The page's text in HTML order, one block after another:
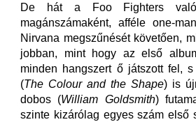
De hát a Foo Fighters
magánszámaként, afféle one-
Nirvana megszűnését követően,
jobban, mint hogy az első
minden hangszert ő játszott fel,
(The Colour and the Shape) is
dobos (William Goldsmith)
szinte kizárólag egyes szám első